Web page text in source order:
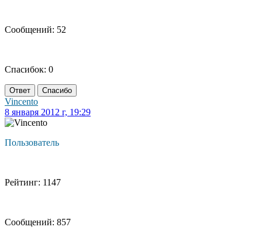
Сообщений: 52
Спасибок: 0
Ответ Спасибо
Vincento
8 января 2012 г, 19:29
Пользователь
Рейтинг: 1147
Сообщений: 857